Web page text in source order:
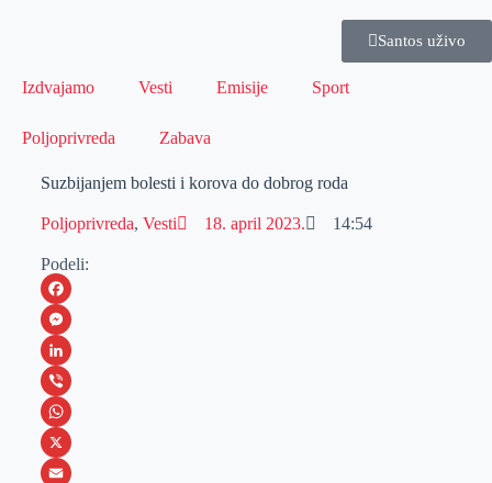
Santos uživo
Izdvajamo Vesti Emisije Sport
Poljoprivreda Zabava
Suzbijanjem bolesti i korova do dobrog roda
Poljoprivreda, Vesti 18. april 2023. 14:54
Podeli:
F
a
c
e
b
o
M
e
s
s
e
L
i
n
k
V
i
b
W
h
X